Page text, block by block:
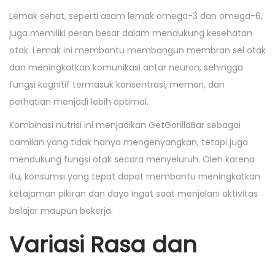
Lemak sehat, seperti asam lemak omega-3 dan omega-6,
juga memiliki peran besar dalam mendukung kesehatan
otak. Lemak ini membantu membangun membran sel otak
dan meningkatkan komunikasi antar neuron, sehingga
fungsi kognitif termasuk konsentrasi, memori, dan
perhatian menjadi lebih optimal.
Kombinasi nutrisi ini menjadikan GetGorillaBar sebagai
camilan yang tidak hanya mengenyangkan, tetapi juga
mendukung fungsi otak secara menyeluruh. Oleh karena
itu, konsumsi yang tepat dapat membantu meningkatkan
ketajaman pikiran dan daya ingat saat menjalani aktivitas
belajar maupun bekerja.
Variasi Rasa dan